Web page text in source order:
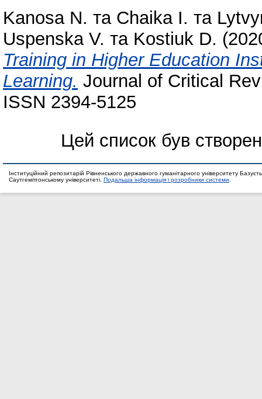
Kanosa N. та Chaika I. та
Uspenska V. та Kostiuk D.
Training in Higher Education
Learning. Journal of Critical
ISSN 2394-5125
Цей список був
Інституційний репозитарій Рівненського державного гуманітарного університету
Саутгемптонському університеті. Подальша інформація і розробники системи